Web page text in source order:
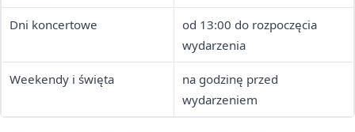
Dni koncertowe
od 13:00 do rozpoczęcia
wydarzenia
Weekendy i święta
na godzinę przed
wydarzeniem